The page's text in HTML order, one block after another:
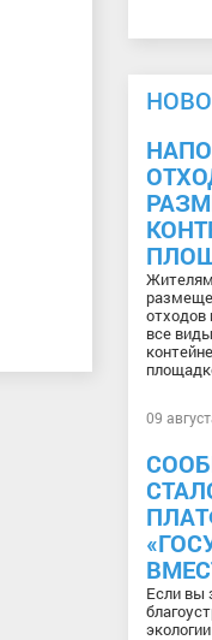
отходов
все
09
Если вы